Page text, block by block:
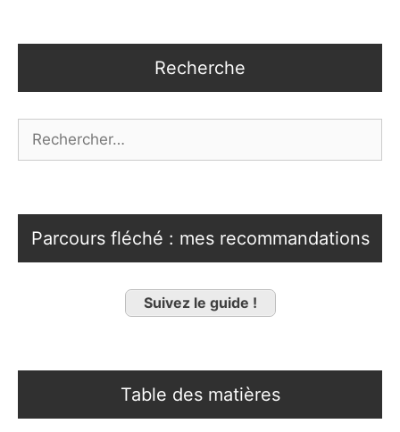
Recherche
Parcours fléché : mes recommandations
Suivez le guide !
Table des matières